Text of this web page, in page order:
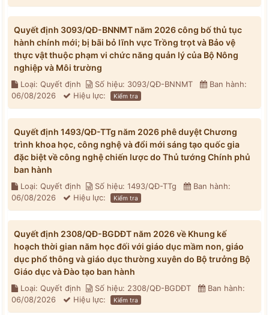
Quyết định 3093/QĐ-BNNMT năm 2026 công bố thủ tục
hành chính mới; bị bãi bỏ lĩnh vực Trồng trọt và Bảo vệ
thực vật thuộc phạm vi chức năng quản lý của Bộ Nông
nghiệp và Môi trường
Loại: Quyết định Số hiệu: 3093/QĐ-BNNMT
Ban hành:
06/08/2026
Hiệu lực: Kiểm tra
Quyết định 1493/QĐ-TTg năm 2026 phê duyệt Chương
trình khoa học, công nghệ và đổi mới sáng tạo quốc gia
đặc biệt về công nghệ chiến lược do Thủ tướng Chính phủ
ban hành
Loại: Quyết định Số hiệu: 1493/QĐ-TTg
Ban hành:
06/08/2026
Hiệu lực: Kiểm tra
Quyết định 2308/QĐ-BGDĐT năm 2026 về Khung kế
hoạch thời gian năm học đối với giáo dục mầm non, giáo
dục phổ thông và giáo dục thường xuyên do Bộ trưởng Bộ
Giáo dục và Đào tạo ban hành
Loại: Quyết định Số hiệu: 2308/QĐ-BGDĐT
Ban hành:
06/08/2026
Hiệu lực: Kiểm tra